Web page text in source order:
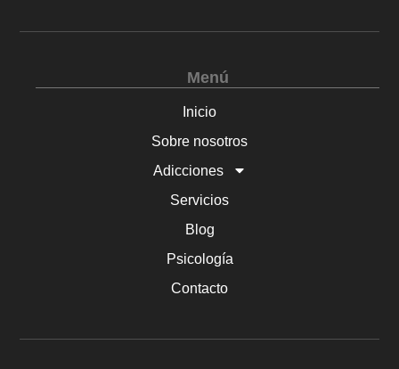
Menú
Inicio
Sobre nosotros
Adicciones
Servicios
Blog
Psicología
Contacto